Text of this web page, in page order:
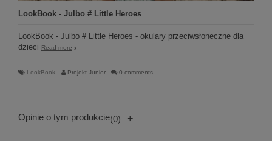
LookBook - Julbo # Little Heroes
LookBook - Julbo # Little Heroes - okulary przeciwsłoneczne dla
dzieci
Read more
LookBook Projekt Junior 0 comments
Opinie o tym produkcie(0) +